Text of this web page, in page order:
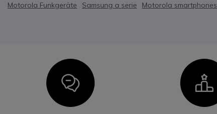
Motorola Funkgeräte Samsung a serie Motorola smartphones
Icon